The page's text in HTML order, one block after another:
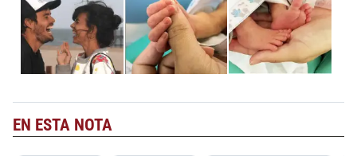
EN ESTA NOTA